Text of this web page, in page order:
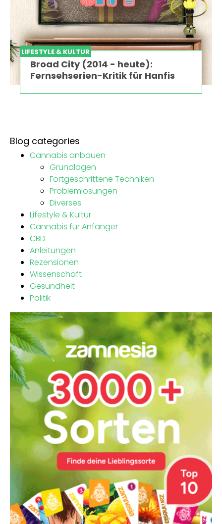
LIFESTYLE & KULTUR
Broad City (2014 - heute):
Fernsehserien-Kritik für Hanfis
Blog categories
Cannabis anbauen
Grundlagen
Fortgeschrittene Techniken
Problemlösungen
Diverses
Lifestyle & Kultur
Cannabis für Anfänger
CBD
Anleitungen
Rezensionen
Wissenschaft
Gesundheit
Politik